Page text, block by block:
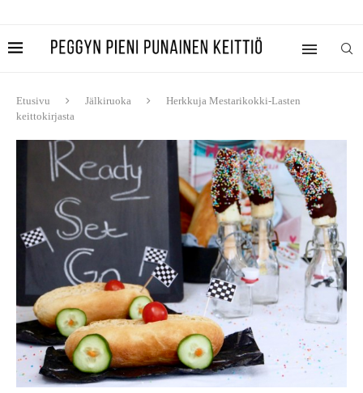
Etusivu Jälkiruoka
Herkkuja Mestarikokki-Lasten
keittokirjasta